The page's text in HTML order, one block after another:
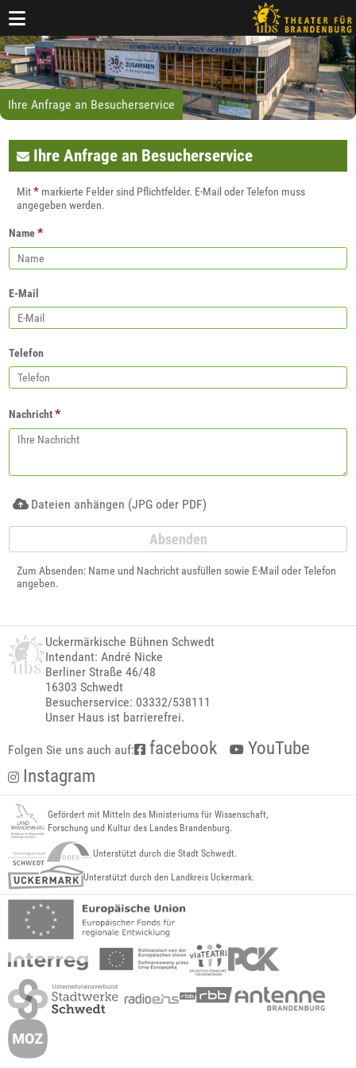
Ihre Anfrage an Besucherservice
Ihre Anfrage an Besucherservice
Mit* markierte Felder sind Pflichtfelder. E-Mail oder Telefon muss
angegeben werden.
Name*
E-Mail
Telefon
Nachricht*
Dateien anhängen (JPG oder PDF)
Zum Absenden: Name und Nachricht ausfüllen sowie E-Mail oder Telefon
angeben.
Uckermärkische Bühnen Schwedt
Intendant: André Nicke
Berliner Straße 46/48
16303 Schwedt
Besucherservice: 03332/538111
Unser Haus ist barrierefrei.
Folgen Sie uns auch auf: facebook
YouTube
Instagram
Gefördert mit Mitteln des Ministeriums für Wissenschaft,
Forschung und Kultur des Landes Brandenburg.
Unterstützt durch die Stadt Schwedt.
Unterstützt durch den Landkreis Uckermark.